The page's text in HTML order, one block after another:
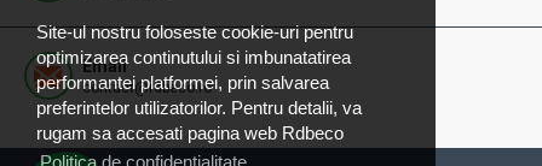
Site-ul nostru foloseste cookie-uri pentru
optimizarea continutului si imbunatatirea
performantei platformei, prin salvarea
preferintelor utilizatorilor. Pentru detalii, va
rugam sa accesati pagina web Rdbeco
Email
contact@rdbeco.ro